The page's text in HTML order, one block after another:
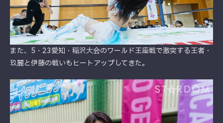
また、5・23愛知・稲沢大会のワールド王座戦で激突する王者・
玖麗と伊藤の戦いもヒートアップしてきた。